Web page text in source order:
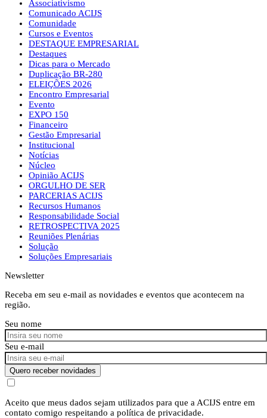
Associativismo
Comunicado ACIJS
Comunidade
Cursos e Eventos
DESTAQUE EMPRESARIAL
Destaques
Dicas para o Mercado
Duplicação BR-280
ELEIÇÕES 2026
Encontro Empresarial
Evento
EXPO 150
Financeiro
Gestão Empresarial
Institucional
Notícias
Núcleo
Opinião ACIJS
ORGULHO DE SER
PARCERIAS ACIJS
Recursos Humanos
Responsabilidade Social
RETROSPECTIVA 2025
Reuniões Plenárias
Solução
Soluções Empresariais
Newsletter
Receba em seu e-mail as novidades e eventos que acontecem na
região.
Seu nome
Seu e-mail
Quero receber novidades
Aceito que meus dados sejam utilizados para que a ACIJS entre em
contato comigo respeitando a política de privacidade.